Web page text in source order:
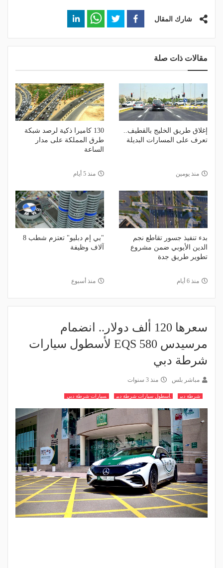
شارك المقال
مقالات ذات صلة
إغلاق طريق الخليج بالقطيف..
تعرف على المسارات البديلة
منذ يومين
130 كاميرا ذكية لرصد شبكة
طرق المملكة على مدار
الساعة
منذ 5 أيام
بدء تنفيذ جسور تقاطع نجم
الدين الأيوبي ضمن مشروع
تطوير طريق جدة
منذ 6 أيام
"بي إم دبليو" تعتزم شطب 8
آلاف وظيفة
منذ أسبوع
سعرها 120 ألف دولار.. انضمام
مرسيدس EQS 580 لأسطول سيارات
شرطة دبي
مباشر بلس منذ 3 سنوات
شرطة دبي أسطول سيارات شرطة دبي سيارات شرطة دبي